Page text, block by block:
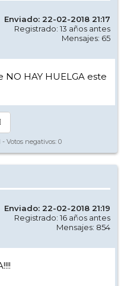
Enviado: 22-02-2018 21:17
Registrado: 13 años antes
Mensajes: 65
HAY HUELGA este
- Votos negativos: 0
Enviado: 22-02-2018 21:19
Registrado: 16 años antes
Mensajes: 854